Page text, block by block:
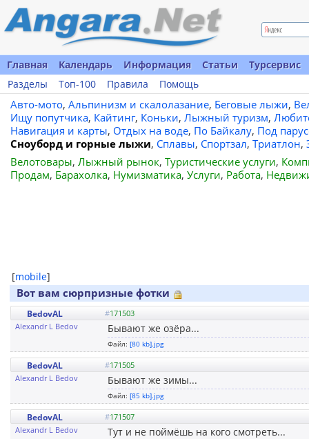
Главная Календарь Информация Статьи
Турсервис
Разделы
Топ-100 Правила Помощь
Авто-мото, Альпинизм и скалолазание, Беговые лыжи,
Ищу попутчика, Кайтинг, Коньки, Лыжный туризм,
Навигация и карты, Отдых на воде, По Байкалу, Под
Сноуборд и горные лыжи, Сплавы, Спортзал, Триатлон,
Велотовары, Лыжный рынок, Туристические услуги,
Продам, Барахолка, Нумизматика, Услуги, Работа,
[mobile]
Вот вам сюрпризные фотки
BedovAL #171503
Alexandr L Bedov
Бывают же озёра...
Файл: [80 kb].jpg
BedovAL #171505
Alexandr L Bedov
Бывают же зимы...
Файл: [85 kb].jpg
BedovAL #171507
Alexandr L Bedov
Тут и не поймёшь на кого смотреть...